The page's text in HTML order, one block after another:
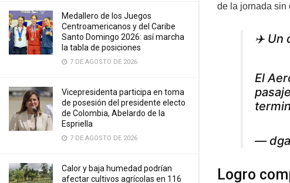
Medallero de los Juegos
Centroamericanos y del Caribe
Santo Domingo 2026: así marcha
la tabla de posiciones
7 DE AGOSTO DE 2026
Vicepresidenta participa en toma
de posesión del presidente electo
de Colombia, Abelardo de la
Espriella
7 DE AGOSTO DE 2026
Calor y baja humedad podrían
afectar cultivos agrícolas en 116
de la jornada sin
✈️ Un
El
—
Logro